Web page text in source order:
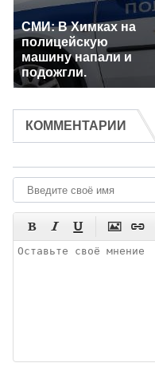
СМИ: В Химках на
полицейскую
машину напали и
подожгли.
КОММЕНТАРИИ
    